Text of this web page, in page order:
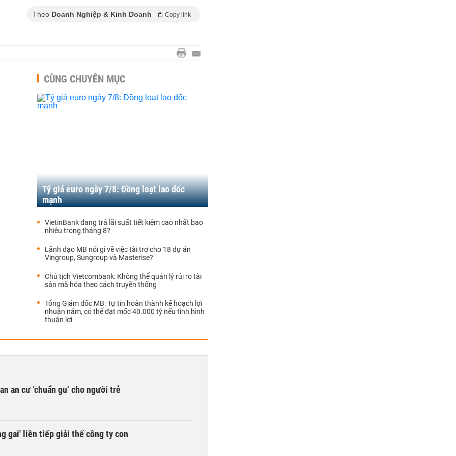
Theo Doanh Nghiệp & Kinh Doanh Copy link
CÙNG CHUYÊN MỤC
Tỷ giá euro ngày 7/8: Đồng loạt lao dốc
mạnh
VietinBank đang trả lãi suất tiết kiệm cao nhất bao
nhiêu trong tháng 8?
Lãnh đạo MB nói gì về việc tài trợ cho 18 dự án
Vingroup, Sungroup và Masterise?
Chủ tịch Vietcombank: Không thể quản lý rủi ro tài
sản mã hóa theo cách truyền thống
Tổng Giám đốc MB: Tự tin hoàn thành kế hoạch lợi
nhuận năm, có thể đạt mốc 40.000 tỷ nếu tình hình
thuận lợi
an cư ‘chuẩn gu’ cho người trẻ
gai' liên tiếp giải thế công ty con